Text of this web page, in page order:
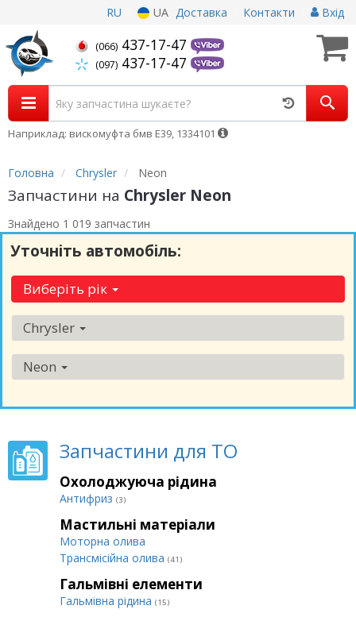
RU UA Доставка Контакти Вхід
(066) 437-17-47
(097) 437-17-47
Наприклад: вискомуфта бмв Е39, 1334101
Головна Chrysler Neon
Запчастини на Chrysler Neon
Знайдено 1 019 запчастин
Уточніть автомобіль:
Виберіть рік
Chrysler
Neon
Запчастини для ТО
Охолоджуюча рідина
Антифриз (3)
Мастильні матеріали
Моторна олива
Трансмісійна олива (41)
Гальмівні елементи
Гальмівна рідина (15)